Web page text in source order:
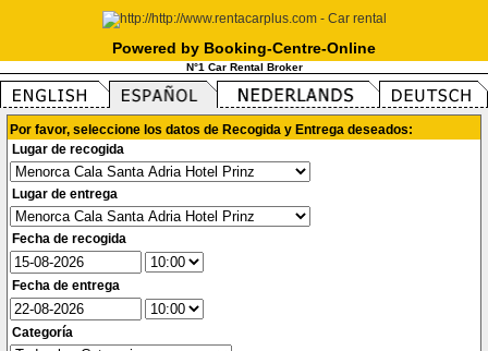
Powered by Booking-Centre-Online
N°1 Car Rental Broker
Por favor, seleccione los datos de Recogida y Entrega deseados:
Lugar de recogida
Lugar de entrega
Fecha de recogida
Fecha de entrega
Categoría